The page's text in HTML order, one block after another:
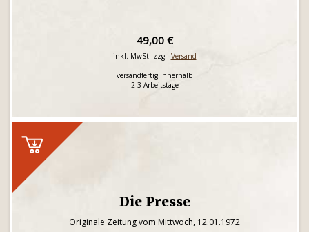
49,00 €
inkl. MwSt. zzgl. Versand
versandfertig innerhalb
2-3 Arbeitstage
Die Presse
Originale Zeitung vom Mittwoch, 12.01.1972